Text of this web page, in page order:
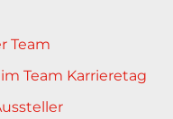
Team
Team Karrieretag